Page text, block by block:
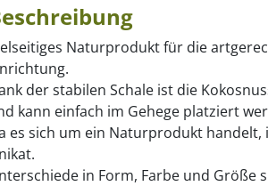
Naturprodukt für die
der stabilen Schale ist die
kann einfach im Gehege platziert
es sich um ein Naturprodukt handelt,
in Form, Farbe und Größe